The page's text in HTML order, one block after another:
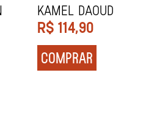
Andrei Kurkov
R$ 139,90
COMPRAR